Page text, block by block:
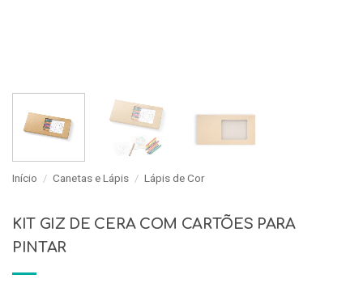
Início / Canetas e Lápis / Lápis de Cor
KIT GIZ DE CERA COM CARTÕES PARA
PINTAR